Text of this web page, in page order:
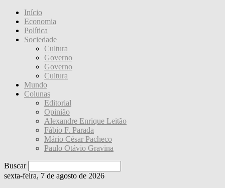
Início
Economia
Política
Sociedade
Cultura
Governo
Governo
Cultura
Mundo
Colunas
Editorial
Opinião
Alexandre Enrique Leitão
Fábio F. Parada
Mário César Pacheco
Paulo Otávio Gravina
Buscar
sexta-feira, 7 de agosto de 2026